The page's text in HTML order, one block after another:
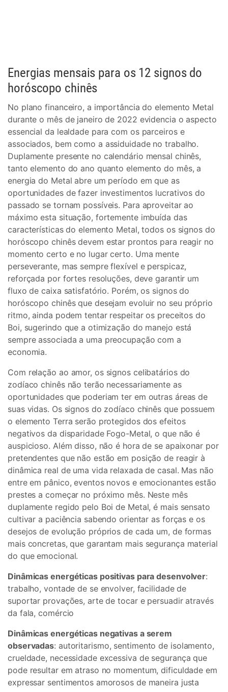
Energias mensais para os 12 signos do
horóscopo chinês
No plano financeiro, a importância do elemento Metal
durante o mês de janeiro de 2022 evidencia o aspecto
essencial da lealdade para com os parceiros e
associados, bem como a assiduidade no trabalho.
Duplamente presente no calendário mensal chinês,
tanto elemento do ano quanto elemento do mês, a
energia do Metal abre um período em que as
oportunidades de fazer investimentos lucrativos do
passado se tornam possíveis. Para aproveitar ao
máximo esta situação, fortemente imbuída das
características do elemento Metal, todos os signos do
horóscopo chinês devem estar prontos para reagir no
momento certo e no lugar certo. Uma mente
perseverante, mas sempre flexível e perspicaz,
reforçada por fortes resoluções, deve garantir um
fluxo de caixa satisfatório. Porém, os signos do
horóscopo chinês que desejam evoluir no seu próprio
ritmo, ainda podem tentar respeitar os preceitos do
Boi, sugerindo que a otimização do manejo está
sempre associada a uma preocupação com a
economia.
Com relação ao amor, os signos celibatários do
zodíaco chinês não terão necessariamente as
oportunidades que poderiam ter em outras áreas de
suas vidas. Os signos do zodíaco chinês que possuem
o elemento Terra serão protegidos dos efeitos
negativos da disparidade Fogo-Metal, o que não é
auspicioso. Além disso, não é hora de se apaixonar por
pretendentes que não estão em posição de reagir à
dinâmica real de uma vida relaxada de casal. Mas não
entre em pânico, eventos novos e emocionantes estão
prestes a começar no próximo mês. Neste mês
duplamente regido pelo Boi de Metal, é mais sensato
cultivar a paciência sabendo orientar as forças e os
desejos de evolução próprios de cada um, de formas
mais concretas, que garantam mais segurança material
do que emocional.
Dinâmicas energéticas positivas para desenvolver:
trabalho, vontade de se envolver, facilidade de
suportar provações, arte de tocar e persuadir através
da fala, comércio
Dinâmicas energéticas negativas a serem
observadas: autoritarismo, sentimento de isolamento,
crueldade, necessidade excessiva de segurança que
pode resultar em atraso no momentum, dificuldade em
expressar sentimentos amorosos de maneira justa